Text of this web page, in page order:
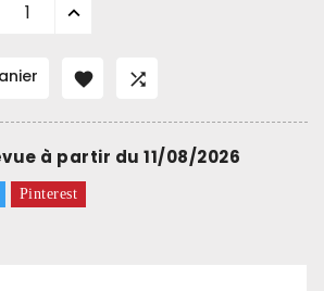
 
à partir du 11/08/2026
Pinterest